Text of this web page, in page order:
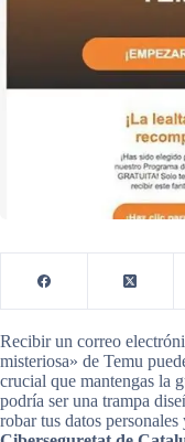
Recibir un correo
misteriosa» de Temu
crucial que mantengas la
podría ser una trampa
robar tus datos